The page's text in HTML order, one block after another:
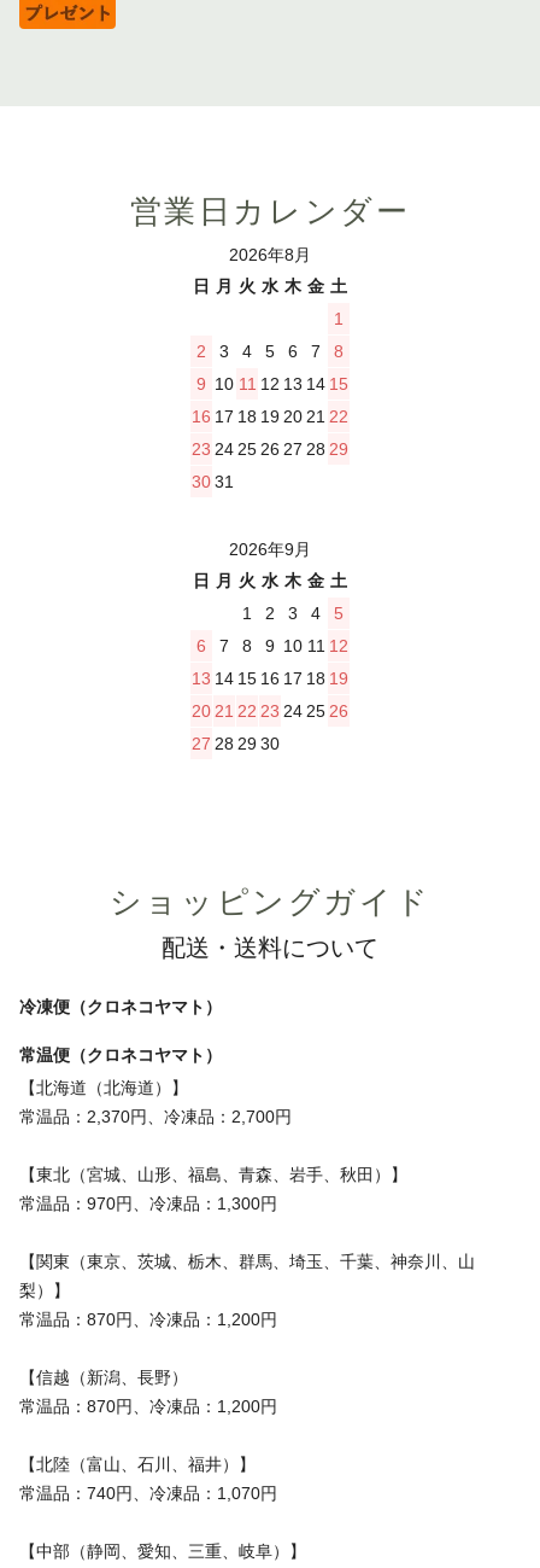
営業日カレンダー
2026年8月
日
月 火 水 木 金 土
1
2
3 4 5 6 7
8
9 10 11 12 13 14 15
16 17 18 19 20 21 22
23 24 25 26 27 28 29
3031
2026年9月
日
月 火 水 木 金 土
1
2 3 4
5
6
7 8 9 10 11 12
13 14 15 16 17 18 19
20 21 22 23 24 25 26
27 28 2930
ショッピングガイド
配送・送料について
冷凍便（クロネコヤマト）
常温便（クロネコヤマト）
【北海道（北海道）】
常温品：2,370円、冷凍品：2,700円
【東北（宮城、山形、福島、青森、岩手、秋田）】
常温品：970円、冷凍品：1,300円
【関東（東京、茨城、栃木、群馬、埼玉、千葉、神奈川、山
梨）】
常温品：870円、冷凍品：1,200円
【信越（新潟、長野）
常温品：870円、冷凍品：1,200円
【北陸（富山、石川、福井）】
常温品：740円、冷凍品：1,070円
【中部（静岡、愛知、三重、岐阜）】